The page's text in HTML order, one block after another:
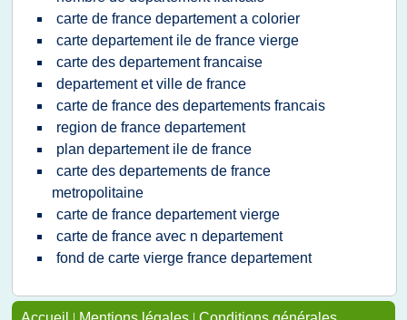
carte de france departement a colorier
carte departement ile de france vierge
carte des departement francaise
departement et ville de france
carte de france des departements francais
region de france departement
plan departement ile de france
carte des departements de france
metropolitaine
carte de france departement vierge
carte de france avec n departement
fond de carte vierge france departement